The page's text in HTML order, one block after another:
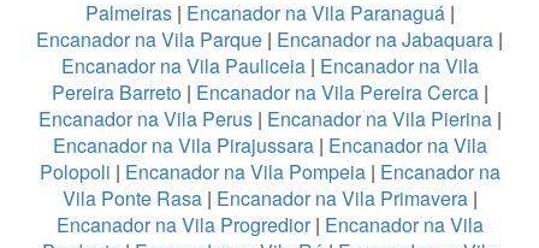
Palmeiras| Encanador na Vila Paranaguá|
Encanador na Vila Parque | Encanador na Jabaquara |
Encanador na Vila Pauliceia| Encanador na Vila
Pereira Barreto| Encanador na Vila Pereira Cerca|
Encanador na Vila Perus| Encanador na Vila Pierina|
Encanador na Vila Pirajussara| Encanador na Vila
Polopoli | Encanador na Vila Pompeia| Encanador na
Vila Ponte Rasa| Encanador na Vila Primavera|
Encanador na Vila Progredior| Encanador na Vila